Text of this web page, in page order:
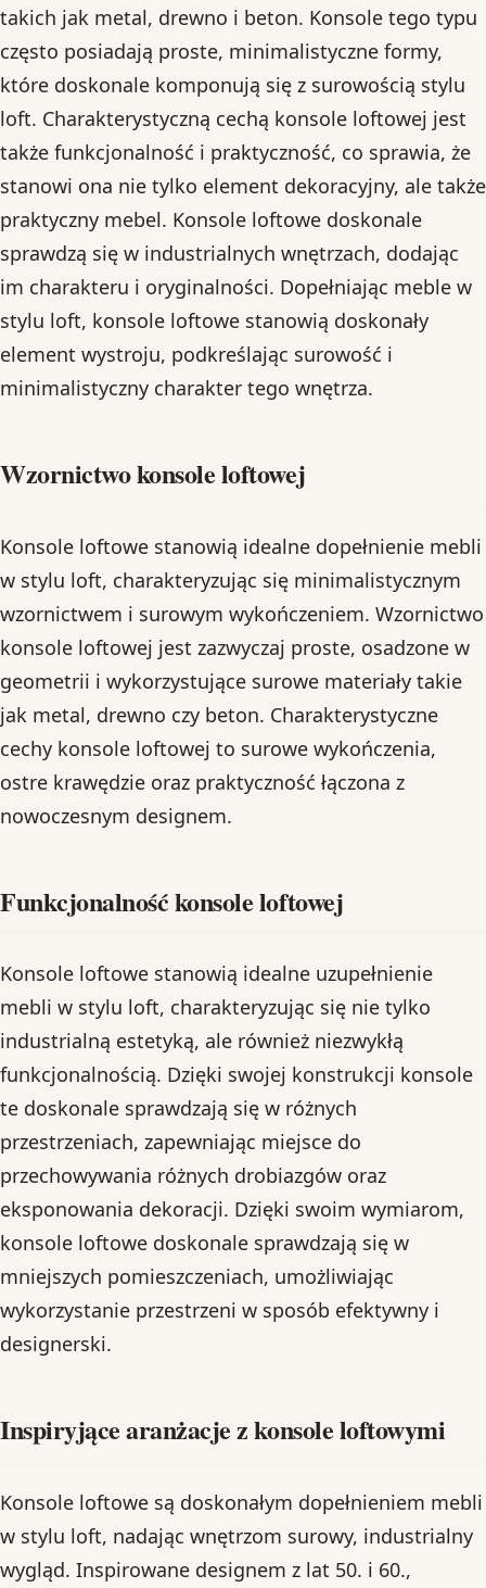
takich jak metal, drewno i beton. Konsole tego typu
często posiadają proste, minimalistyczne formy,
które doskonale komponują się z surowością stylu
loft. Charakterystyczną cechą konsole loftowej jest
także funkcjonalność i praktyczność, co sprawia, że
stanowi ona nie tylko element dekoracyjny, ale także
praktyczny mebel. Konsole loftowe doskonale
sprawdzą się w industrialnych wnętrzach, dodając
im charakteru i oryginalności. Dopełniając meble w
stylu loft, konsole loftowe stanowią doskonały
element wystroju, podkreślając surowość i
minimalistyczny charakter tego wnętrza.
Wzornictwo konsole loftowej
Konsole loftowe stanowią idealne dopełnienie mebli
w stylu loft, charakteryzując się minimalistycznym
wzornictwem i surowym wykończeniem. Wzornictwo
konsole loftowej jest zazwyczaj proste, osadzone w
geometrii i wykorzystujące surowe materiały takie
jak metal, drewno czy beton. Charakterystyczne
cechy konsole loftowej to surowe wykończenia,
ostre krawędzie oraz praktyczność łączona z
nowoczesnym designem.
Funkcjonalność konsole loftowej
Konsole loftowe stanowią idealne uzupełnienie
mebli w stylu loft, charakteryzując się nie tylko
industrialną estetyką, ale również niezwykłą
funkcjonalnością. Dzięki swojej konstrukcji konsole
te doskonale sprawdzają się w różnych
przestrzeniach, zapewniając miejsce do
przechowywania różnych drobiazgów oraz
eksponowania dekoracji. Dzięki swoim wymiarom,
konsole loftowe doskonale sprawdzają się w
mniejszych pomieszczeniach, umożliwiając
wykorzystanie przestrzeni w sposób efektywny i
designerski.
Inspiryjące aranżacje z konsole loftowymi
Konsole loftowe są doskonałym dopełnieniem mebli
w stylu loft, nadając wnętrzom surowy, industrialny
wygląd. Inspirowane designem z lat 50. i 60.,